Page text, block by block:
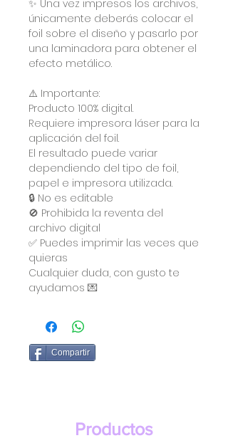
✨ Una vez impresos los archivos,
únicamente deberás colocar el
foil sobre el diseño y pasarlo por
una laminadora para obtener el
efecto metálico.
⚠️ Importante:
Producto 100% digital.
Requiere impresora láser para la
aplicación del foil.
El resultado puede variar
dependiendo del tipo de foil,
papel e impresora utilizada.
🔒 No es editable
🚫 Prohibida la reventa del
archivo digital
✅ Puedes imprimir las veces que
quieras
Cualquier duda, con gusto te
ayudamos 💌
Compartir
Productos